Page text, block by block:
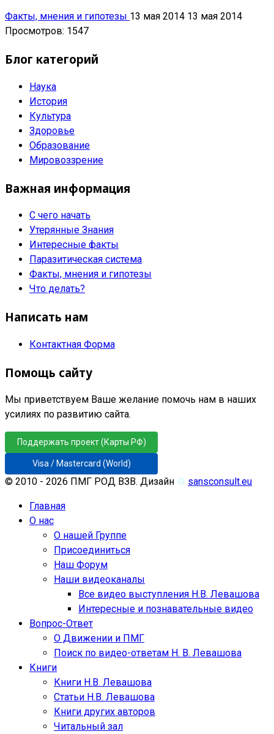
Факты, мнения и гипотезы 13 мая 2014 13 мая 2014
Просмотров: 1547
Блог категорий
Наука
История
Культура
Здоровье
Образование
Мировоззрение
Важная информация
С чего начать
Утерянные Знания
Интересные факты
Паразитическая система
Факты, мнения и гипотезы
Что делать?
Написать нам
Контактная Форма
Помощь сайту
Мы приветствуем Ваше желание помочь нам в наших
усилиях по развитию сайта.
Поддержать проект (Карты РФ)
Visa / Mastercard (World)
© 2010 - 2026 ПМГ РОД ВЗВ. Дизайн ♲ sansconsult.eu
Главная
О нас
О нашей Группе
Присоединиться
Наш Форум
Наши видеоканалы
Все видео выступления Н.В. Левашова
Интересные и познавательные видео
Вопрос-Ответ
О Движении и ПМГ
Поиск по видео-ответам Н. В. Левашова
Книги
Книги Н.В. Левашова
Статьи Н.В. Левашова
Книги других авторов
Читальный зал